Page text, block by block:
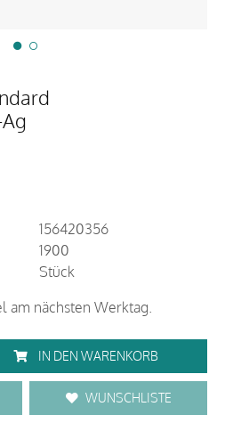
156420356
1900
Stück
am nächsten Werktag.
IN DEN WARENKORB
WUNSCHLISTE